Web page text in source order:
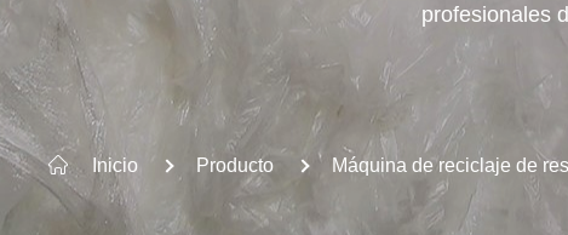
SUGERENCIA DE PALABRAS CLAVE
Máquina de reciclaje de residuos plásticos
Inicio Producto Máquina de reciclaje de
profesionales